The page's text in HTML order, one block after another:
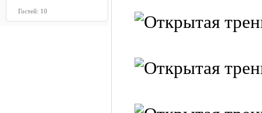
Гостей: 10